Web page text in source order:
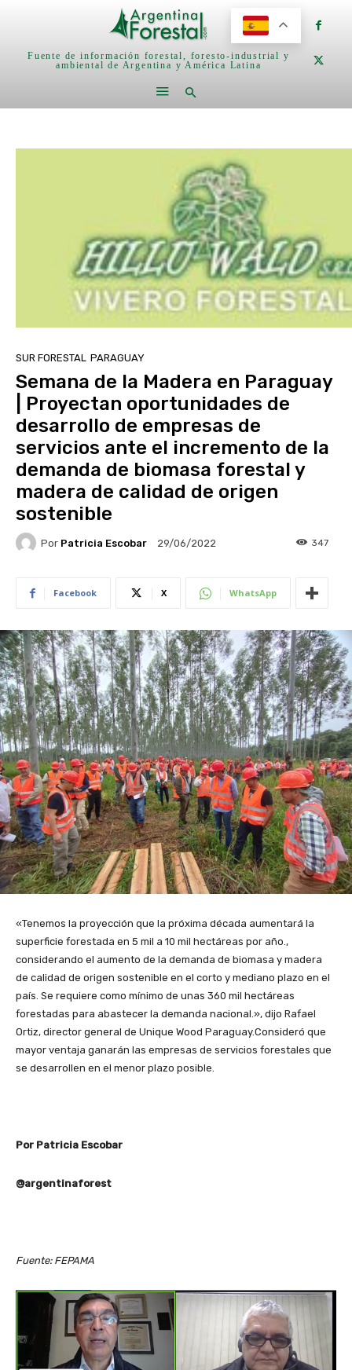
Fuente de información forestal, foresto-industrial y
ambiental de Argentina y América Latina
SUR FORESTAL PARAGUAY
Semana de la Madera en Paraguay
| Proyectan oportunidades de
desarrollo de empresas de
servicios ante el incremento de la
demanda de biomasa forestal y
madera de calidad de origen
sostenible
Por Patricia Escobar 29/06/2022 347
Facebook X WhatsApp
«Tenemos la proyección que la próxima década aumentará la
superficie forestada en 5 mil a 10 mil hectáreas por año.,
considerando el aumento de la demanda de biomasa y madera
de calidad de origen sostenible en el corto y mediano plazo en el
país. Se requiere como mínimo de unas 360 mil hectáreas
forestadas para abastecer la demanda nacional.», dijo Rafael
Ortiz, director general de Unique Wood Paraguay.Consideró que
mayor ventaja ganarán las empresas de servicios forestales que
se desarrollen en el menor plazo posible.
Por Patricia Escobar
@argentinaforest
Fuente: FEPAMA